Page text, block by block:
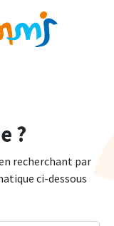
?
recherchant par
ci-dessous